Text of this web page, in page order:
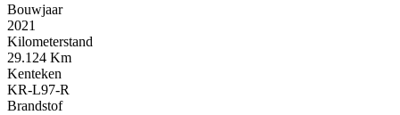
Bouwjaar
2021
Kilometerstand
29.124 Km
Kenteken
KR-L97-R
Brandstof